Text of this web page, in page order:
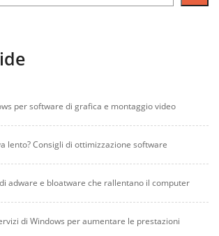
per software di grafica e montaggio video
lento? Consigli di ottimizzazione software
adware e bloatware che rallentano il computer
di Windows per aumentare le prestazioni